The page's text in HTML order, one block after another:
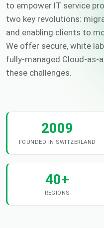
to empower IT service
two key revolutions:
and enabling clients to
We offer secure, white
fully-managed Cloud-as-
these challenges.
2009
FOUNDED IN SWITZERLAND
40+
REGIONS